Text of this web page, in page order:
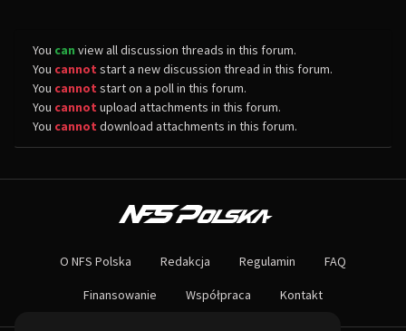
You can view all discussion threads in this forum.
You cannot start a new discussion thread in this forum.
You cannot start on a poll in this forum.
You cannot upload attachments in this forum.
You cannot download attachments in this forum.
Największa społeczność Need for Speed w Polsce! Znajdziesz u nas
Nie czekaj dłużej - wstąp do naszej społeczności! Czekamy na ciebie!
O NFS Polska Redakcja Regulamin FAQ
Finansowanie Współpraca Kontakt